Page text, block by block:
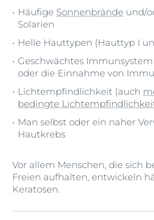
Häufige Sonnenbrände und/
Solarien
Helle Hauttypen (Hauttyp I
Geschwächtes
oder die Einnahme von
Lichtempfindlichkeit (auch
bedingte
Man selbst oder ein naher
Hautkrebs
Vor allem Menschen, die sich
Freien aufhalten, entwickeln
Keratosen.